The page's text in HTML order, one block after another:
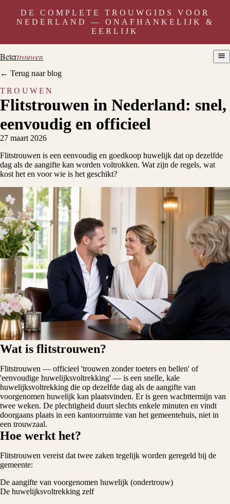
DE COMPLETE TROUWGIDS VOOR
NEDERLAND — ONAFHANKELIJK &
EERLIJK
Betertrouwen
← Terug naar blog
TROUWEN
Flitstrouwen in Nederland: snel,
eenvoudig en officieel
27 maart 2026
Flitstrouwen is een eenvoudig en goedkoop huwelijk dat op dezelfde
dag als de aangifte kan worden voltrokken. Wat zijn de regels, wat
kost het en voor wie is het geschikt?
Wat is flitstrouwen?
Flitstrouwen — officieel 'trouwen zonder toeters en bellen' of
'eenvoudige huwelijksvoltrekking' — is een snelle, kale
huwelijksvoltrekking die op dezelfde dag als de aangifte van
voorgenomen huwelijk kan plaatsvinden. Er is geen wachttermijn van
twee weken. De plechtigheid duurt slechts enkele minuten en vindt
doorgaans plaats in een kantoorruimte van het gemeentehuis, niet in
een trouwzaal.
Hoe werkt het?
Flitstrouwen vereist dat twee zaken tegelijk worden geregeld bij de
gemeente:
De aangifte van voorgenomen huwelijk (ondertrouw)
De huwelijksvoltrekking zelf